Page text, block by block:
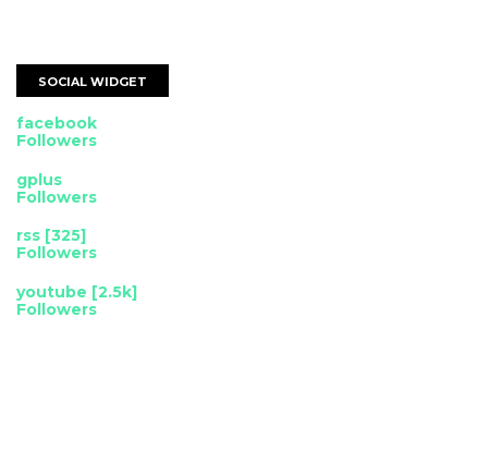
SOCIAL WIDGET
facebook
Followers
gplus
Followers
rss [325]
Followers
youtube [2.5k]
Followers